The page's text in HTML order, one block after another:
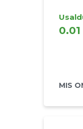
0.01
MIS